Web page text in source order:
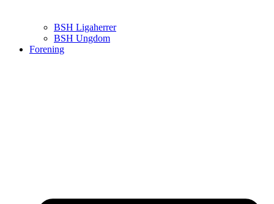
BSH Ligaherrer
BSH Ungdom
Forening